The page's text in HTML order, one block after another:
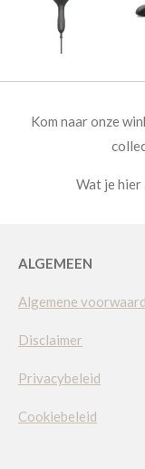
Kom naar onze
Wat je
ALGEMEEN
Algemene
Disclaimer
Privacybeleid
Cookiebeleid